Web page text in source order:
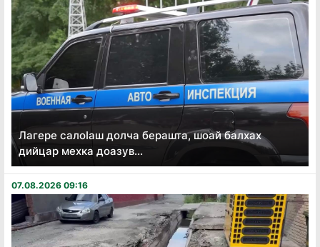
Лагере салоӏаш долча берашта, шоай балхах
дийцар мехка доазув...
07.08.2026 09:16